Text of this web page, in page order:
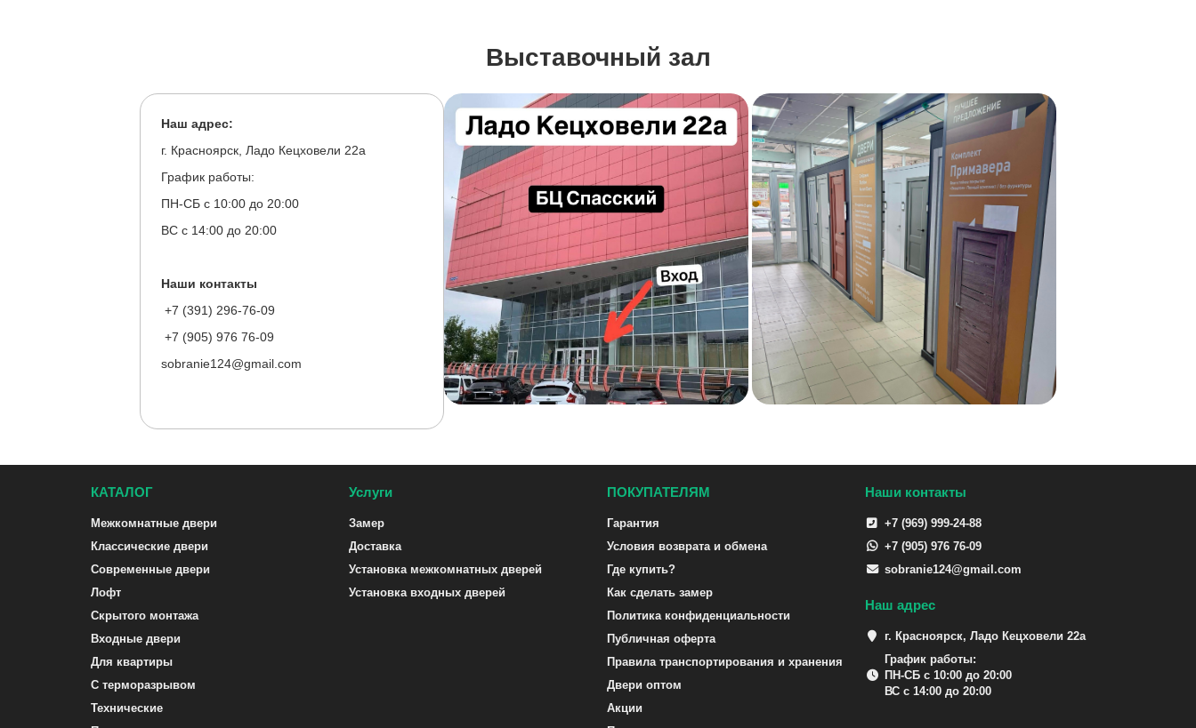
Выставочный зал
Наш адрес:
г. Красноярск, Ладо Кецховели 22а
График работы:
ПН-СБ с 10:00 до 20:00
ВС с 14:00 до 20:00
Наши контакты
+7 (391) 296-76-09
+7 (905) 976 76-09
sobranie124@gmail.com
КАТАЛОГ
Межкомнатные двери
Классические двери
Современные двери
Лофт
Скрытого монтажа
Входные двери
Для квартиры
С терморазрывом
Технические
Услуги
Замер
Доставка
Установка межкомнатных дверей
Установка входных дверей
ПОКУПАТЕЛЯМ
Гарантия
Условия возврата и обмена
Где купить?
Как сделать замер
Политика конфиденциальности
Публичная оферта
Правила транспортирования и хранения
Двери оптом
Акции
Наши контакты
+7 (969) 999-24-88
+7 (905) 976 76-09
sobranie124@gmail.com
Наш адрес
г. Красноярск, Ладо Кецховели 22а
График работы:
ПН-СБ с 10:00 до 20:00
ВС с 14:00 до 20:00